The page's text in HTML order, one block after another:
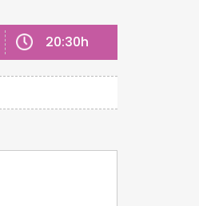
20:30h